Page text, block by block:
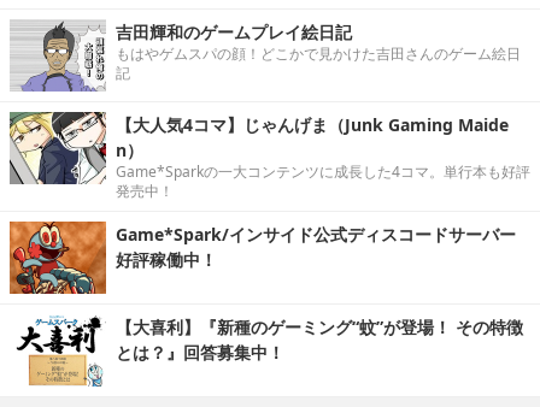
吉田輝和のゲームプレイ絵日記
もはやゲムスパの顔！どこかで見かけた吉田さんのゲーム絵日
記
【大人気4コマ】じゃんげま（Junk Gaming Maide
n）
Game*Sparkの一大コンテンツに成長した4コマ。単行本も好評
発売中！
Game*Spark/インサイド公式ディスコードサーバー
好評稼働中！
【大喜利】『新種のゲーミング“蚊”が登場！ その特徴
とは？』回答募集中！